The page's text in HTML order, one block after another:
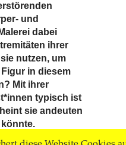
und
dabei
ihrer
nutzen, um
in diesem
Mit ihrer
typisch ist
sie andeuten